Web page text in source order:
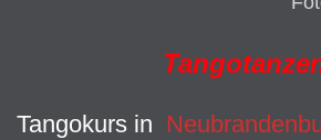
Tangokurs in